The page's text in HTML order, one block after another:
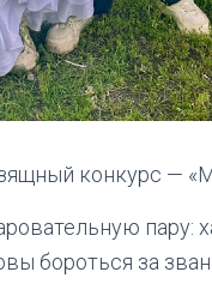
конкурс —
пару:
бороться за